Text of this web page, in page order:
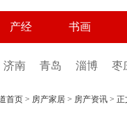
产经 书画
济南 青岛 淄博 枣
首页 > 房产家居 > 房产资讯 > 正